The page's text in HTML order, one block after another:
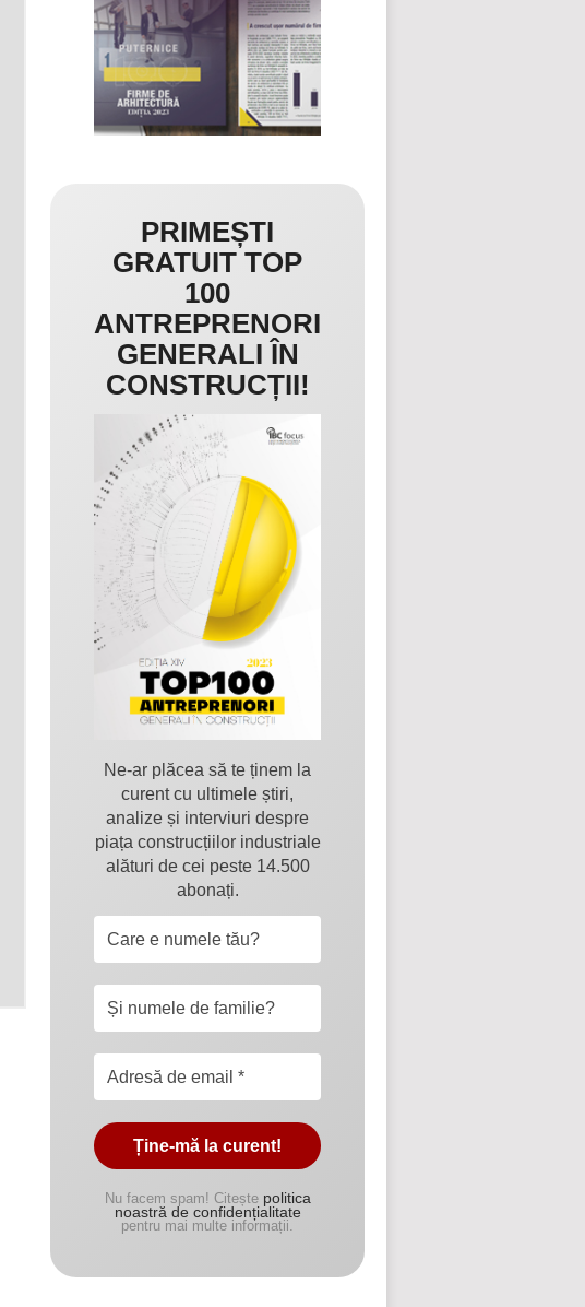
PRIMEȘTI
GRATUIT TOP
100
ANTREPRENORI
GENERALI ÎN
CONSTRUCȚII!
Ne-ar plăcea să te ținem la
curent cu ultimele știri,
analize și interviuri despre
piața construcțiilor industriale
alături de cei peste 14.500
abonați.
Nu facem spam! Citește politica
noastră de confidențialitate
pentru mai multe informații.